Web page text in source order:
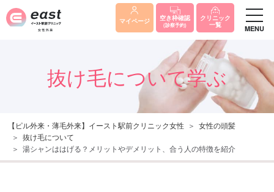
マイページ 空き枠確認
(診察予約)
クリニック
一覧 MENU
抜け毛について学ぶ
【ピル外来・薄毛外来】イースト駅前クリニック女性
女性の頭髪
抜け毛について
湯シャンははげる？メリットやデメリット、合う人の特徴を紹介